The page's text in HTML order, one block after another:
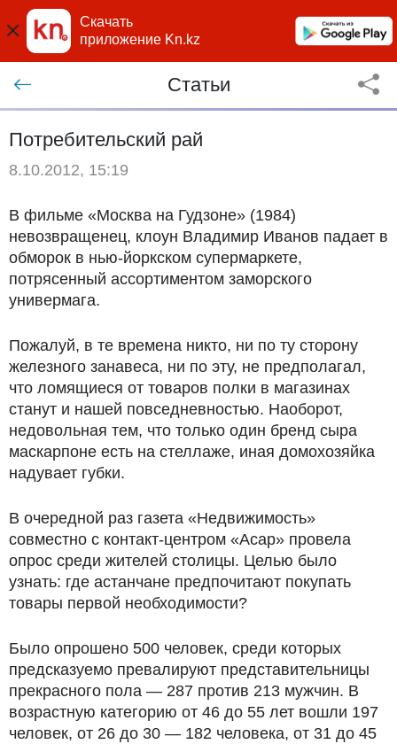
Скачать
приложение Kn.kz
Статьи
Потребительский рай
8.10.2012, 15:19
В фильме «Москва на Гудзоне» (1984)
невозвращенец, клоун Владимир Иванов падает в
обморок в нью-йоркском супермаркете,
потрясенный ассортиментом заморского
универмага.
Пожалуй, в те времена никто, ни по ту сторону
железного занавеса, ни по эту, не предполагал,
что ломящиеся от товаров полки в магазинах
станут и нашей повседневностью. Наоборот,
недовольная тем, что только один бренд сыра
маскарпоне есть на стеллаже, иная домохозяйка
надувает губки.
В очередной раз газета «Недвижимость»
совместно с контакт-центром «Асар» провела
опрос среди жителей столицы. Целью было
узнать: где астанчане предпочитают покупать
товары первой необходимости?
Было опрошено 500 человек, среди которых
предсказуемо превалируют представительницы
прекрасного пола — 287 против 213 мужчин. В
возрастную категорию от 46 до 55 лет вошли 197
человек, от 26 до 30 — 182 человека, от 31 до 45